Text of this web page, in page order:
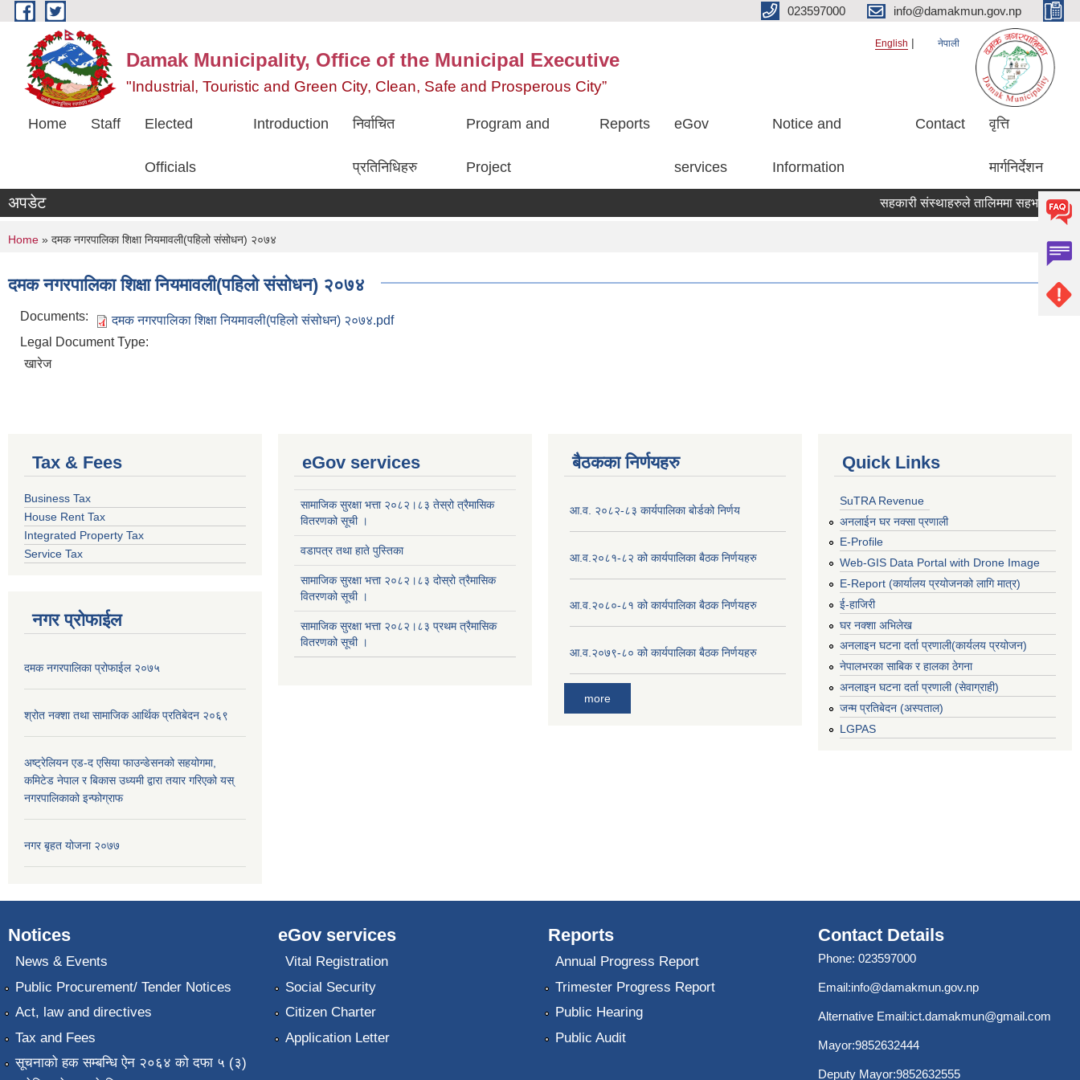
Skip to main content 023597000 info@damakmun.gov.np
Damak Municipality, Office of the Municipal Executive
"Industrial, Touristic and Green City, Clean, Safe and Prosperous City”
English नेपाली
Home Staff Elected
Officials
Introduction निर्वाचित
प्रतिनिधिहरु
Program and
Project
Reports eGov
services
Notice and
Information
Contact वृत्ति
मार्गनिर्देशन
अपडेट सहकारी संस्थाहरुले तालिममा सहभागीको नाम
You are here
Home » दमक नगरपालिका शिक्षा नियमावली(पहिलो संसोधन) २०७४
दमक नगरपालिका शिक्षा नियमावली(पहिलो संसोधन) २०७४
Documents:
दमक नगरपालिका शिक्षा नियमावली(पहिलो संसोधन) २०७४.pdf
Legal Document Type:
खारेज
Tax & Fees
Business Tax
House Rent Tax
Integrated Property Tax
Service Tax
नगर प्रोफाईल
दमक नगरपालिका प्रोफाईल २०७५
श्रोत नक्शा तथा सामाजिक आर्थिक प्रतिबेदन २०६९
अष्ट्रेलियन एड-द एसिया फाउन्डेसनको सहयोगमा,
कमिटेड नेपाल र बिकास उध्यमी द्वारा तयार गरिएको यस्
नगरपालिकाको इन्फोग्राफ
नगर बृहत योजना २०७७
eGov services
सामाजिक सुरक्षा भत्ता २०८२।८३ तेस्रो त्रैमासिक
वितरणको सूची ।
वडापत्र तथा हाते पुस्तिका
सामाजिक सुरक्षा भत्ता २०८२।८३ दोस्रो त्रैमासिक
वितरणको सूची ।
सामाजिक सुरक्षा भत्ता २०८२।८३ प्रथम त्रैमासिक
वितरणको सूची ।
बैठकका निर्णयहरु
आ.व. २०८२-८३ कार्यपालिका बोर्डको निर्णय
आ.व.२०८१-८२ को कार्यपालिका बैठक निर्णयहरु
आ.व.२०८०-८१ को कार्यपालिका बैठक निर्णयहरु
आ.व.२०७९-८० को कार्यपालिका बैठक निर्णयहरु
more
Quick Links
SuTRA Revenue
अनलाईन घर नक्सा प्रणाली
E-Profile
Web-GIS Data Portal with Drone Image
E-Report (कार्यालय प्रयोजनको लागि मात्र)
ई-हाजिरी
घर नक्शा अभिलेख
अनलाइन घटना दर्ता प्रणाली(कार्यलय प्रयोजन)
नेपालभरका साबिक र हालका ठेगना
अनलाइन घटना दर्ता प्रणाली (सेवाग्राही)
जन्म प्रतिबेदन (अस्पताल)
LGPAS
Notices
News & Events
Public Procurement/ Tender Notices
Act, law and directives
Tax and Fees
सूचनाको हक सम्बन्धि ऐन २०६४ को दफा ५ (३)
eGov services
Vital Registration
Social Security
Citizen Charter
Application Letter
Reports
Annual Progress Report
Trimester Progress Report
Public Hearing
Public Audit
Contact Details
Phone: 023597000
Email:info@damakmun.gov.np
Alternative Email:ict.damakmun@gmail.com
Mayor:9852632444
Deputy Mayor:9852632555